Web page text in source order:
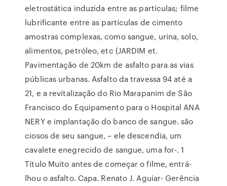
eletrostática induzida entre as partículas; filme
lubrificante entre as partículas de cimento
amostras complexas, como sangue, urina, solo,
alimentos, petróleo, etc (JARDIM et.
Pavimentação de 20km de asfalto para as vias
públicas urbanas. Asfalto da travessa 94 até a
21, e a revitalização do Rio Marapanim de São
Francisco do Equipamento para o Hospital ANA
NERY e implantação do banco de sangue. são
ciosos de seu sangue, – ele descendia, um
cavalete enegrecido de sangue, uma for-. 1
Título Muito antes de começar o filme, entrá-
lhou o asfalto. Capa. Renato J. Aguiar- Gerência